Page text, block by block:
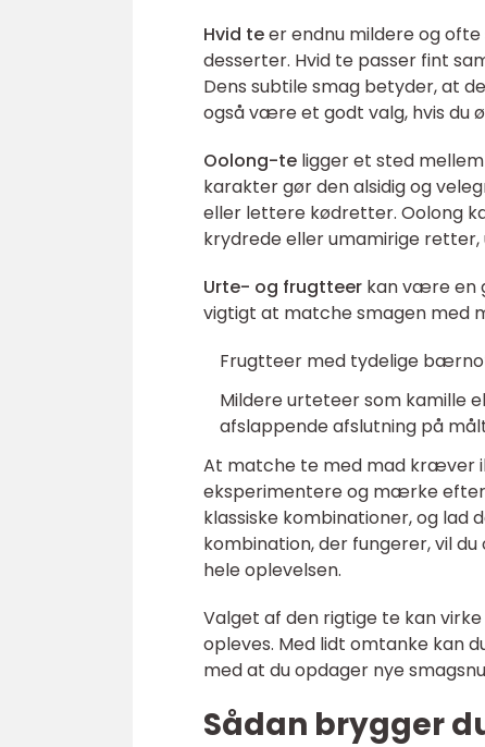
Hvid teer endnu mildere og
desserter. Hvid te passer fint
Dens subtile smag betyder, at
også være et godt valg, hvis du
Oolong-te ligger et sted
karakter gør den alsidig og
eller lettere kødretter. Oolong
krydrede eller umamirige
Urte- og frugtteer kan være en
vigtigt at matche smagen med
Frugtteer med tydelige
Mildere urteteer som kamille
afslappende afslutning på
At matche te med mad kræver
eksperimentere og mærke
klassiske kombinationer, og lad
kombination, der fungerer, vil
hele oplevelsen.
Valget af den rigtige te kan
opleves. Med lidt omtanke kan
med at du opdager nye
Sådan brygger